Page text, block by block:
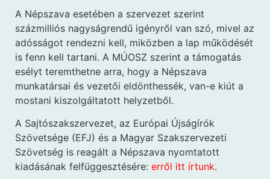
A Népszava esetében a szervezet szerint
százmilliós nagyságrendű igényről van szó, mivel az
adósságot rendezni kell, miközben a lap működését
is fenn kell tartani. A MÚOSZ szerint a támogatás
esélyt teremthetne arra, hogy a Népszava
munkatársai és vezetői eldönthessék, van-e kiút a
mostani kiszolgáltatott helyzetből.
A Sajtószakszervezet, az Európai Újságírók
Szövetsége (EFJ) és a Magyar Szakszervezeti
Szövetség is reagált a Népszava nyomtatott
kiadásának felfüggesztésére: erről itt írtunk.